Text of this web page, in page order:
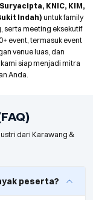
KNIC, KIM,
Indah) untuk family
serta meeting eksekutif
event, termasuk event
venue luas, dan
siap menjadi mitra
Anda.
dari Karawang &
peserta?